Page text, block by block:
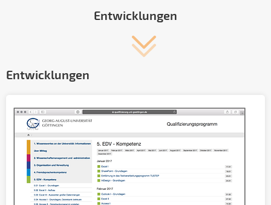
Entwicklungen
Entwicklungen